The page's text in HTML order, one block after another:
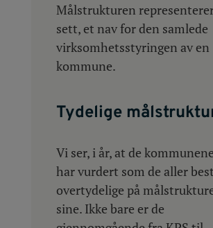
Målstrukturen
sett, et nav for den samlede
virksomhetsstyringen av en
kommune.
Tydelige
Vi ser, i år, at de
har vurdert som de aller
overtydelige på
sine. Ikke bare er de